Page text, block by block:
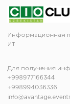
Информационная
ИТ
Для получения
+998977166344
+998994036336